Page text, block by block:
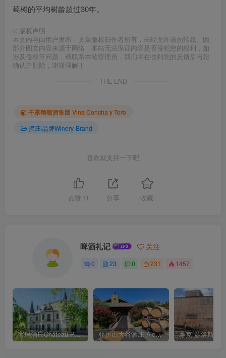
萄树的平均树龄超过30年。
© 版权声明
本文内容由用户发布，文章版权归作者所有，未经允许请勿转载。因
部分图文内容来源于网络，本站无法保证内容是否侵犯您的权利，如
涉及侵权等问题，请联系本站管理员，我们将在收到您的反馈后与您
确认并删除，谢谢理解！
THE END
干露葡萄酒集团 Vina Concha y Toro
酒庄·品牌Winery-Brand
喜欢就支持一下吧
点赞 11 分享 收藏
啤酒礼记 关注
0 23 0 231 1457
宝玛酒庄Château Palmer 亚历山大谷酒庄 Alexander Valley Vineyards